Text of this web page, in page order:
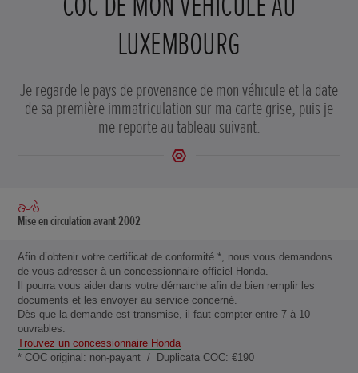
LUXEMBOURG
Je regarde le pays de provenance de mon véhicule et la date
de sa première immatriculation sur ma carte grise, puis je
me reporte au tableau suivant:
Provenance
Européenne
Provenance
Européenne
Mise en circulation avant 2002
Afin d’obtenir votre certificat de conformité *, nous vous demandons
de vous adresser à un concessionnaire officiel Honda.
Il pourra vous aider dans votre démarche afin de bien remplir les
documents et les envoyer au service concerné.
Dès que la demande est transmise, il faut compter entre 7 à 10
ouvrables.
Trouvez un concessionnaire Honda
* COC original: non-payant / Duplicata COC: €190